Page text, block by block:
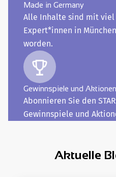
Made in Germany
Alle Inhalte sind mit viel
Expert*innen in
worden.
Gewinnspiele und Aktionen
Abonnieren Sie den
Gewinnspiele und
Aktuelle